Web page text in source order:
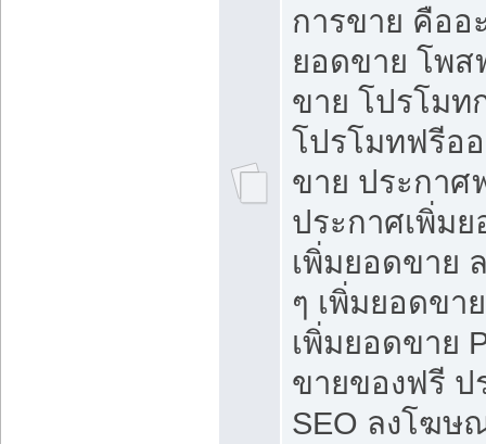
การขาย คืออ
ยอดขาย โพส
ขาย โปรโมท
โปรโมทฟรีอ
ขาย ประกาศ
ประกาศเพิ่ม
เพิ่มยอดขาย
ๆ เพิ่มยอดขา
เพิ่มยอดขาย
ขายของฟรี ป
SEO ลงโฆษ